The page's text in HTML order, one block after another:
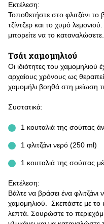
Εκτέλεση:
Τοποθετήστε στο φλιτζάνι το
τζίντζερ και το χυμό
μπορείτε να το καταναλώσετε.
Τσάι χαμομηλιού
Οι ιδιότητες του χαμομηλιού
αρχαίους χρόνους ως
χαμομήλι βοηθά στη μείωση
Συστατικά:
1 κουταλιά της σούπας
1 φλιτζάνι νερό (250 ml)
1 κουταλιά της σούπας
Εκτέλεση:
Βάλτε να βράσει ένα
χαμομηλιού. Σκεπάστε με το
λεπτά. Σουρώστε το